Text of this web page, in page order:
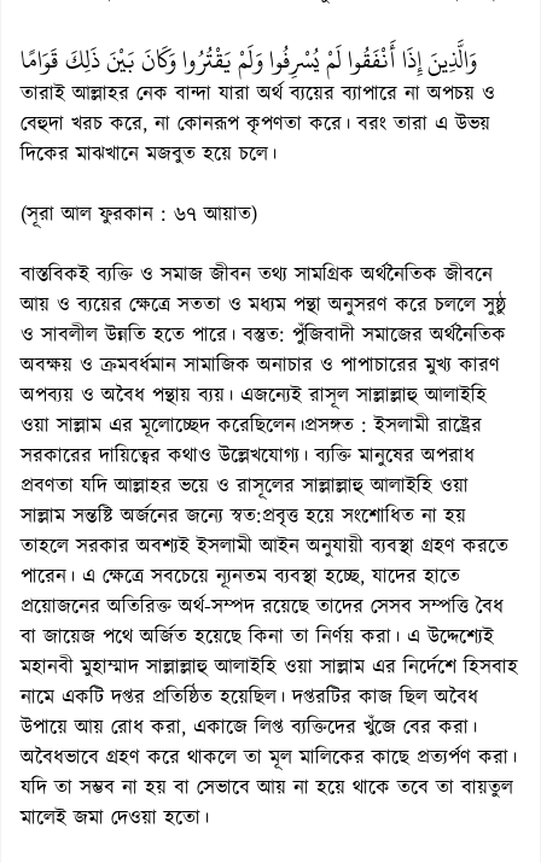
وَالَّذِينَ إِذَا أَنْفَقُوا لَمْ يُسْرِفُوا وَلَمْ يَقْتُرُوا وَكَانَ بَيْنَ ذَلِكَ قَوَامًا
তারাই আল্লাহর নেক বান্দা যারা অর্থ ব্যয়ের ব্যাপারে না অপচয় ও
বেহুদা খরচ করে, না কোনরূপ কৃপণতা করে। বরং তারা এ উভয়
দিকের মাঝখানে মজবুত হয়ে চলে।
(সূরা আল ফুরকান : ৬৭ আয়াত)
বাস্তবিকই ব্যক্তি ও সমাজ জীবন তথ্য সামগ্রিক অর্থনৈতিক জীবনে
আয় ও ব্যয়ের ক্ষেত্রে সততা ও মধ্যম পন্থা অনুসরণ করে চললে সুষ্ঠু
ও সাবলীল উন্নতি হতে পারে। বস্তুত: পুঁজিবাদী সমাজের অর্থনৈতিক
অবক্ষয় ও ক্রমবর্ধমান সামাজিক অনাচার ও পাপাচারের মুখ্য কারণ
অপব্যয় ও অবৈধ পন্থায় ব্যয়। এজন্যেই রাসূল সাল্লাল্লাহু আলাইহি
ওয়া সাল্লাম এর মূলোচ্ছেদ করেছিলেন।প্রসঙ্গত : ইসলামী রাষ্ট্রের
সরকারের দায়িত্বের কথাও উল্লেখযোগ্য। ব্যক্তি মানুষের অপরাধ
প্রবণতা যদি আল্লাহর ভয়ে ও রাসূলের সাল্লাল্লাহু আলাইহি ওয়া
সাল্লাম সন্তষ্টি অর্জনের জন্যে স্বত:প্রবৃত্ত হয়ে সংশোধিত না হয়
তাহলে সরকার অবশ্যই ইসলামী আইন অনুযায়ী ব্যবস্থা গ্রহণ করতে
পারেন। এ ক্ষেত্রে সবচেয়ে ন্যূনতম ব্যবস্থা হচ্ছে, যাদের হাতে
প্রয়োজনের অতিরিক্ত অর্থ-সম্পদ রয়েছে তাদের সেসব সম্পত্তি বৈধ
বা জায়েজ পথে অর্জিত হয়েছে কিনা তা নির্ণয় করা। এ উদ্দেশ্যেই
মহানবী মুহাম্মাদ সাল্লাল্লাহু আলাইহি ওয়া সাল্লাম এর নির্দেশে হিসবাহ
নামে একটি দপ্তর প্রতিষ্ঠিত হয়েছিল। দপ্তরটির কাজ ছিল অবৈধ
উপায়ে আয় রোধ করা, একাজে লিপ্ত ব্যক্তিদের খুঁজে বের করা।
অবৈধভাবে গ্রহণ করে থাকলে তা মূল মালিকের কাছে প্রত্যর্পণ করা।
যদি তা সম্ভব না হয় বা সেভাবে আয় না হয়ে থাকে তবে তা বায়তুল
মালেই জমা দেওয়া হতো।